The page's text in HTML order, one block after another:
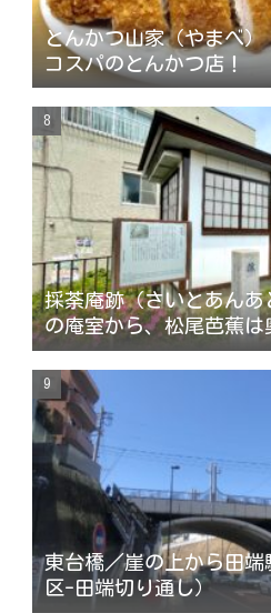
とんかつ山家（やまべ
コスパのとんかつ店！
採荼庵跡（さいとあんあ
の庵室から、松尾芭蕉は
東台橋／崖の上から田
区-田端切り通し）